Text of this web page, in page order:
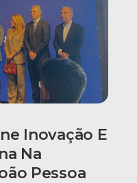
Inovação E
Na
Pessoa